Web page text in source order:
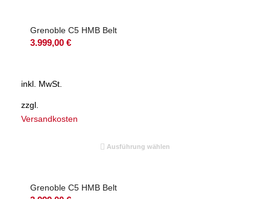
Grenoble C5 HMB Belt
3.999,00 €
inkl. MwSt.
zzgl.
Versandkosten
Ausführung wählen
Grenoble C5 HMB Belt